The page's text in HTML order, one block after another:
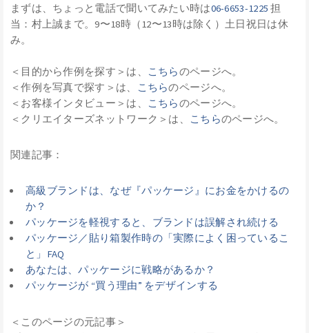
まずは、ちょっと電話で聞いてみたい時は06-6653-1225 担
当：村上誠まで。9〜18時（12〜13時は除く）土日祝日は休
み。
＜目的から作例を探す＞は、 こちらのページへ。
＜作例を写真で探す＞は、
こちらのページへ。
＜お客様インタビュー＞は、
こちらのページへ。
＜クリエイターズネットワーク＞は、
こちらのページへ。
関連記事：
高級ブランドは、なぜ『パッケージ』にお金をかけるの
か？
パッケージを軽視すると、ブランドは誤解され続ける
パッケージ／貼り箱製作時の「実際によく困っているこ
と」FAQ
あなたは、パッケージに戦略があるか？
パッケージが “買う理由” をデザインする
＜このページの元記事＞